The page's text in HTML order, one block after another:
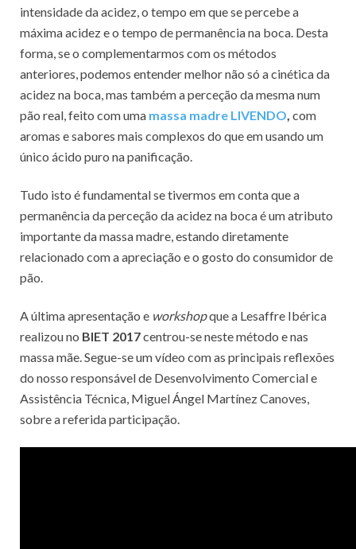
intensidade da acidez, o tempo em que se percebe a
máxima acidez e o tempo de permanência na boca. Desta
forma, se o complementarmos com os métodos
anteriores, podemos entender melhor não só a cinética da
acidez na boca, mas também a perceção da mesma num
pão real, feito com uma massa madre LIVENDO, com
aromas e sabores mais complexos do que em usando um
único ácido puro na panificação.
Tudo isto é fundamental se tivermos em conta que a
permanência da perceção da acidez na boca é um atributo
importante da massa madre, estando diretamente
relacionado com a apreciação e o gosto do consumidor de
pão.
A última apresentação e workshopque a Lesaffre Ibérica
realizou no BIET 2017centrou-se neste método e nas
massa mãe. Segue-se um vídeo com as principais reflexões
do nosso responsável de Desenvolvimento Comercial e
Assistência Técnica, Miguel Ángel Martínez Canoves,
sobre a referida participação.